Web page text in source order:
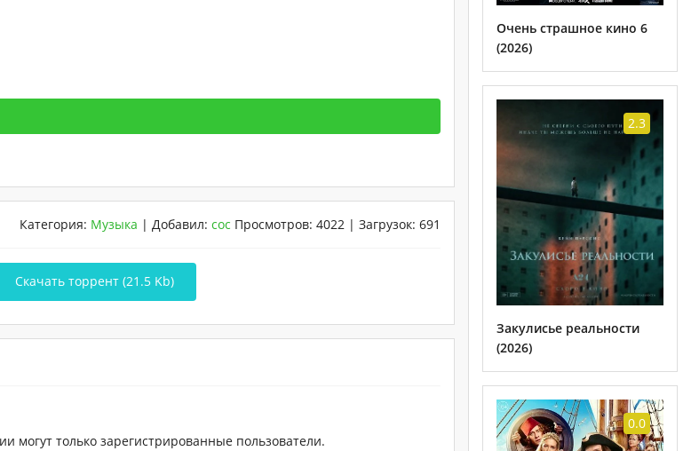
Категория: Музыка | Добавил: coc Просмотров: 4022 | Загрузок: 691
Скачать торрент (21.5 Kb)
могут только зарегистрированные пользователи.
Очень страшное кино 6
(2026)
2.3
Закулисье реальности
(2026)
0.0